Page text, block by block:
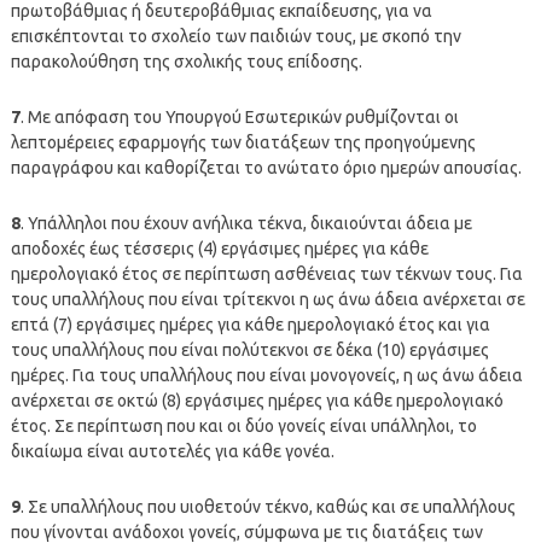
πρωτοβάθμιας ή δευτεροβάθμιας εκπαίδευσης, για να
επισκέπτονται το σχολείο των παιδιών τους, με σκοπό την
παρακολούθηση της σχολικής τους επίδοσης.
7. Με απόφαση του Υπουργού Εσωτερικών ρυθμίζονται οι
λεπτομέρειες εφαρμογής των διατάξεων της προηγούμενης
παραγράφου και καθορίζεται το ανώτατο όριο ημερών απουσίας.
8. Υπάλληλοι που έχουν ανήλικα τέκνα, δικαιούνται άδεια με
αποδοχές έως τέσσερις (4) εργάσιμες ημέρες για κάθε
ημερολογιακό έτος σε περίπτωση ασθένειας των τέκνων τους. Για
τους υπαλλήλους που είναι τρίτεκνοι η ως άνω άδεια ανέρχεται σε
επτά (7) εργάσιμες ημέρες για κάθε ημερολογιακό έτος και για
τους υπαλλήλους που είναι πολύτεκνοι σε δέκα (10) εργάσιμες
ημέρες. Για τους υπαλλήλους που είναι μονογονείς, η ως άνω άδεια
ανέρχεται σε οκτώ (8) εργάσιμες ημέρες για κάθε ημερολογιακό
έτος. Σε περίπτωση που και οι δύο γονείς είναι υπάλληλοι, το
δικαίωμα είναι αυτοτελές για κάθε γονέα.
9. Σε υπαλλήλους που υιοθετούν τέκνο, καθώς και σε υπαλλήλους
που γίνονται ανάδοχοι γονείς, σύμφωνα με τις διατάξεις των